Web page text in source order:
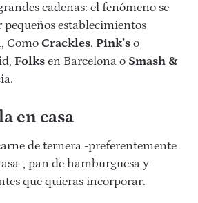
cadenas: el fenómeno se
pequeños establecimientos
Como Crackles. Pink’s o
Folks en Barcelona o Smash &
en casa
de ternera -preferentemente
, pan de hamburguesa y
que quieras incorporar.